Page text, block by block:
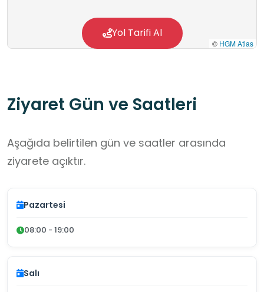
© HGM Atlas
Yol Tarifi Al
Ziyaret Gün ve Saatleri
Aşağıda belirtilen gün ve saatler arasında
ziyarete açıktır.
Pazartesi
08:00 - 19:00
Salı